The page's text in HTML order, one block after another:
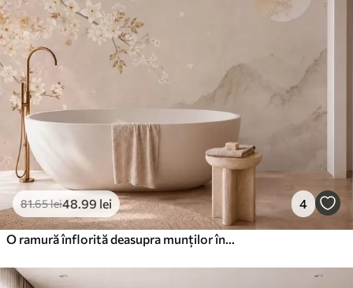
81.65lei48 .99 lei 4